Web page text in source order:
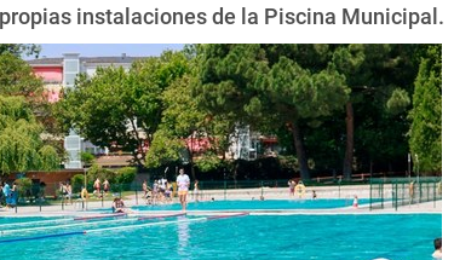
instalaciones de la Piscina Municipal.